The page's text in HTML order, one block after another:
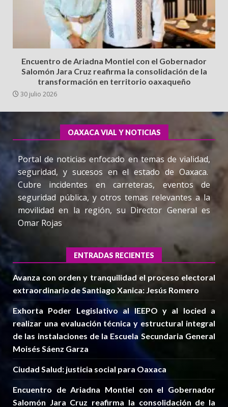
Encuentro de Ariadna Montiel con el Gobernador
Salomón Jara Cruz reafirma la consolidación de la
transformación en territorio oaxaqueño
30 julio 2026
OAXACA VIAL Y NOTICIAS
Portal de noticias enfocado en temas de vialidad,
seguridad, y sucesos en el estado de Oaxaca.
Cubre incidentes en carreteras, eventos de
seguridad pública, y otros temas relevantes a la
movilidad en la región, su Director General es
Omar Rojas
ENTRADAS RECIENTES
Avanza con orden y tranquilidad el proceso electoral
extraordinario de Santiago Xanica: Jesús Romero
Exhorta Poder Legislativo al IEEPO y al Iocied a
realizar una evaluación técnica y estructural integral
de las instalaciones de la Escuela Secundaria General
Moisés Sáenz Garza
Ciudad Salud: justicia social para Oaxaca
Encuentro de Ariadna Montiel con el Gobernador
Salomón Jara Cruz reafirma la consolidación de la